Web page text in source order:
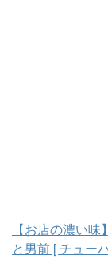
【お店の濃い
と男前 [ チュー